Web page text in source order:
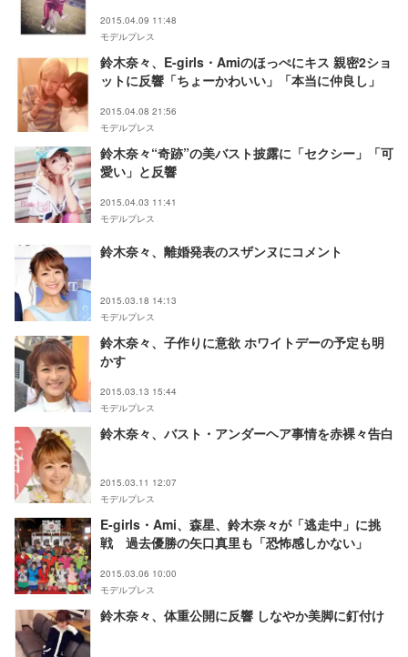
2015.04.09 11:48
モデルプレス
鈴木奈々、E-girls・Amiのほっぺにキス 親密2ショ
ットに反響「ちょーかわいい」「本当に仲良し」
2015.04.08 21:56
モデルプレス
鈴木奈々“奇跡”の美バスト披露に「セクシー」「可
愛い」と反響
2015.04.03 11:41
モデルプレス
鈴木奈々、離婚発表のスザンヌにコメント
2015.03.18 14:13
モデルプレス
鈴木奈々、子作りに意欲 ホワイトデーの予定も明
かす
2015.03.13 15:44
モデルプレス
鈴木奈々、バスト・アンダーヘア事情を赤裸々告白
2015.03.11 12:07
モデルプレス
E-girls・Ami、森星、鈴木奈々が「逃走中」に挑
戦 過去優勝の矢口真里も「恐怖感しかない」
2015.03.06 10:00
モデルプレス
鈴木奈々、体重公開に反響 しなやか美脚に釘付け